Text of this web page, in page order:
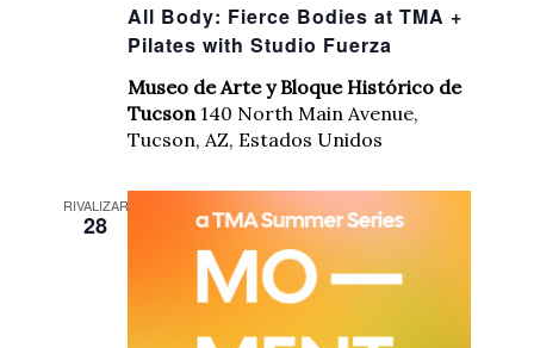
All Body: Fierce Bodies at TMA +
Pilates with Studio Fuerza
Museo de Arte y Bloque Histórico de
Tucson 140 North Main Avenue,
Tucson, AZ, Estados Unidos
RIVALIZAR
28